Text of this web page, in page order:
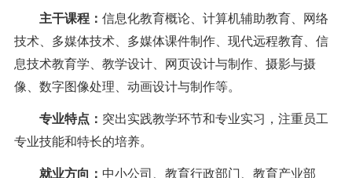
主干课程： 信息化教育概论、计算机辅助教育、网络
技术、多媒体技术、多媒体课件制作、现代远程教育、信
息技术教育学、教学设计、网页设计与制作、摄影与摄
像、数字图像处理、动画设计与制作等。
专业特点： 突出实践教学环节和专业实习，注重员工
专业技能和特长的培养。
就业方向： 中小公司、教育行政部门、教育产业部